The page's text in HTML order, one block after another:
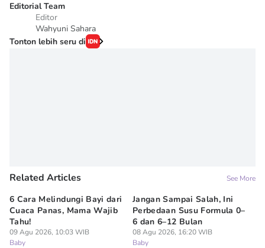
Editorial Team
Editor
Wahyuni Sahara
Tonton lebih seru di
Related Articles See More
6 Cara Melindungi Bayi dari
Cuaca Panas, Mama Wajib
Tahu!
09 Agu 2026, 10:03 WIB
Baby
Jangan Sampai Salah, Ini
Perbedaan Susu Formula 0–
6 dan 6–12 Bulan
08 Agu 2026, 16:20 WIB
Baby